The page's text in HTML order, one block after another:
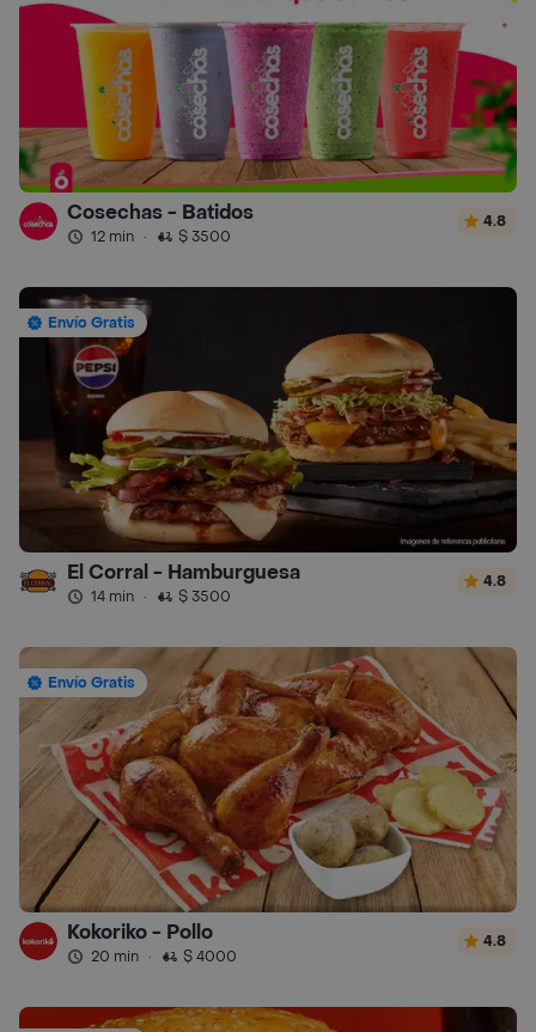
Cosechas - Batidos
12 min · $ 3500
4.8
Envío Gratis
El Corral - Hamburguesa
14 min · $ 3500
4.8
Envío Gratis
Kokoriko - Pollo
20 min · $ 4000
4.8